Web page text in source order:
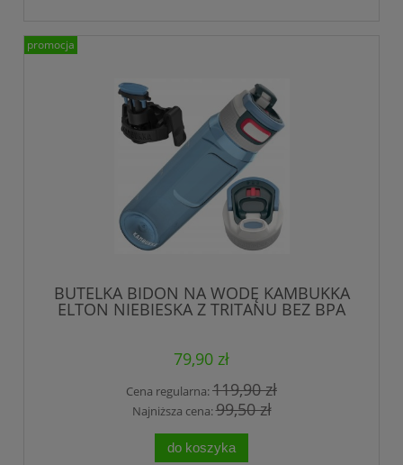
BUTELKA BIDON NA WODĘ KAMBUKKA
ELTON NIEBIESKA Z TRITANU BEZ BPA
79,90 zł
Cena regularna:119,90 zł
Najniższa cena:99,50 zł
do koszyka
promocja